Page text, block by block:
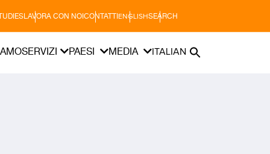
LAVORA CON NOICONTATTIENGLISHSEARCH
SERVIZI PAESI MEDIA ITALIAN